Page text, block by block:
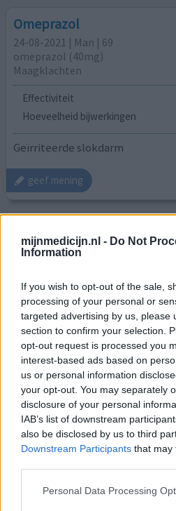
mijnmedicijn.nl - Do Not
Information
If you wish to opt-out of the sale,
processing of your personal or
targeted advertising by us, please
section to confirm your selection.
opt-out request is processed you
interest-based ads based on
us or personal information
your opt-out. You may separately
disclosure of your personal
IAB’s list of downstream
also be disclosed by us to third
Downstream Participants that may
Personal Data Processing
Omeprazol
24-08-2021 | Man | 69
omeprazol (40mg)
Maagklachten
Effectiviteit
Hoeveelheid bijwerkingen
Geïrriteerde slokdarm
geef mening
Omeprazol
11-08-2021 | Vrouw | 27
Reflux
Effectiviteit
Hoeveelheid bijwerkingen
Begonnen met omeprazol op
(Sandoz) omdat ik veel last
stress. werkte voor mij in
had de huisarts 40mg
verteld. 20mg blijven slikken
had aangevraagd en op advies
slikken. Klachten werden met
meer...]